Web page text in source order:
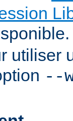
utiliser
--